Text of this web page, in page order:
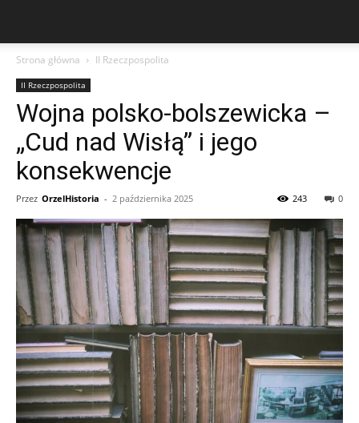
Strona główna II Rzeczpospolita
II Rzeczpospolita
Wojna polsko-bolszewicka –
„Cud nad Wisłą” i jego
konsekwencje
Przez OrzelHistoria - 2 października 2025 0
243